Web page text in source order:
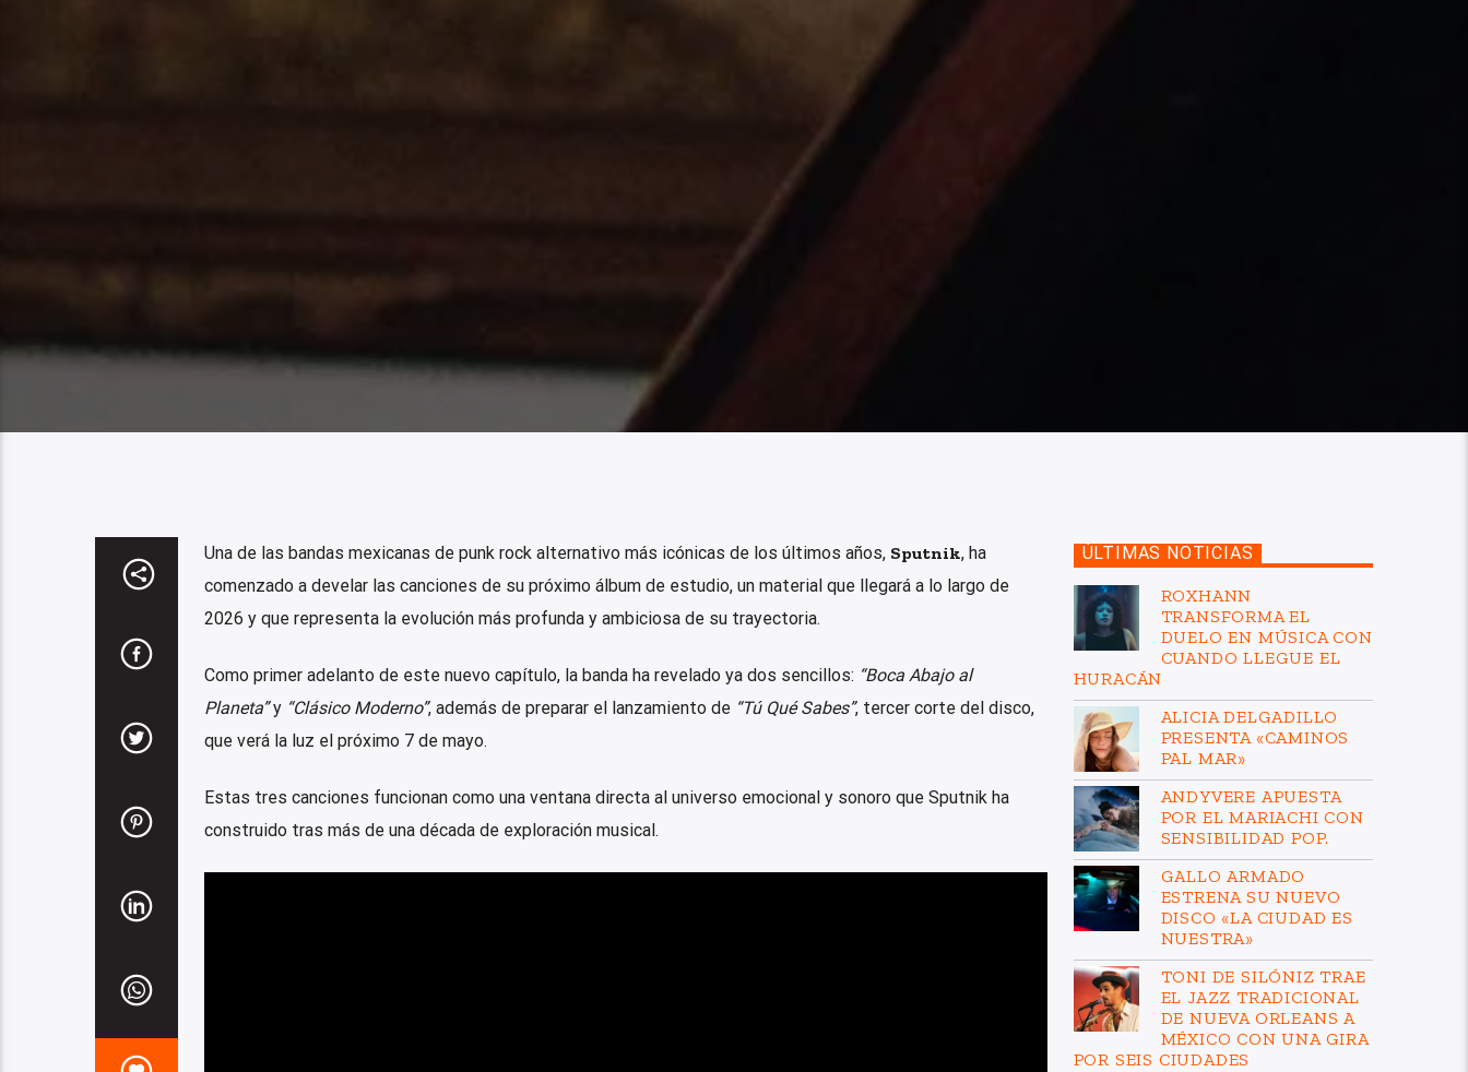
Una de las bandas mexicanas de punk rock alternativo más icónicas de los últimos años, Sputnik, ha
comenzado a develar las canciones de su próximo álbum de estudio, un material que llegará a lo largo de
2026 y que representa la evolución más profunda y ambiciosa de su trayectoria.
Como primer adelanto de este nuevo capítulo, la banda ha revelado ya dos sencillos: “Boca Abajo al
Planeta”y “Clásico Moderno”, además de preparar el lanzamiento de “Tú Qué Sabes”, tercer corte del disco,
que verá la luz el próximo 7 de mayo.
Estas tres canciones funcionan como una ventana directa al universo emocional y sonoro que Sputnik ha
construido tras más de una década de exploración musical.
ÚLTIMAS NOTICIAS
ROXHANN
TRANSFORMA EL
DUELO EN MÚSICA CON
CUANDO LLEGUE EL
HURACÁN
ALICIA DELGADILLO
PRESENTA «CAMINOS
PAL MAR»
ANDYVERE APUESTA
POR EL MARIACHI CON
SENSIBILIDAD POP.
GALLO ARMADO
ESTRENA SU NUEVO
DISCO «LA CIUDAD ES
NUESTRA»
TONI DE SILÓNIZ TRAE
EL JAZZ TRADICIONAL
DE NUEVA ORLEANS A
MÉXICO CON UNA GIRA
POR SEIS CIUDADES